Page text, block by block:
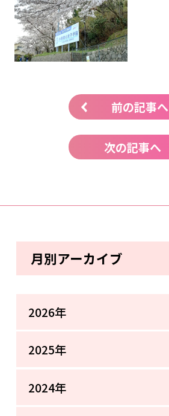
前の記事へ
次の記事へ
月別アーカイブ
2026年
2025年
2024年